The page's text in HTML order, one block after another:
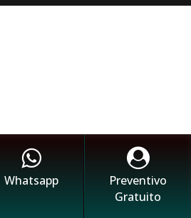
Whatsapp
Preventivo
Gratuito